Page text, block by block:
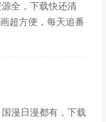
全，下载快还清
超方便，每天追番
漫日漫都有，下载